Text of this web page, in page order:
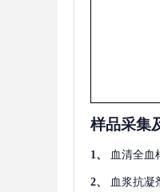
样品采集
1、 血清全血
2、 血浆抗凝